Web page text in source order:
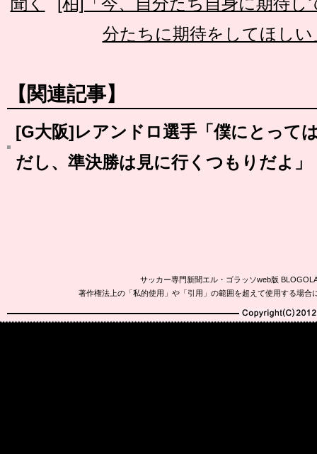
分たちに期待をしてほしい
【関連記事】
[G大阪]レアンドロ選手「僕にとって
だし、準決勝は見に行くつもりだよ」
サッカー専門新聞エル・ゴラッソweb版
著作権法上の「私的使用」や「引用」の範囲を超えて使用する場
Copyright(C)2010-